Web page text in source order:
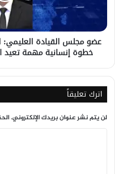
المعتقلين
خطوة
إنسانية
الأمل
الأسر
اليمنية
عضو مجلس القيادة العليمي:
خطوة إنسانية مهمة تعيد
اترك تعليقاً
لن يتم نشر عنوان بريدك الإلكتروني.